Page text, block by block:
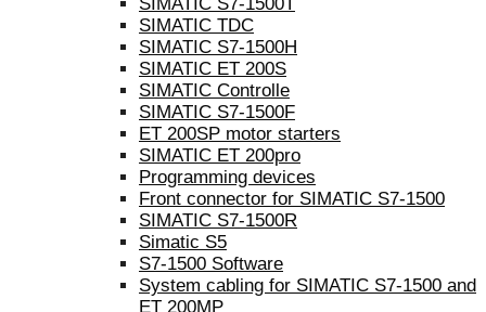
SIMATIC TDC
SIMATIC S7-1500H
SIMATIC ET 200S
SIMATIC Controlle
SIMATIC S7-1500F
ET 200SP motor starters
SIMATIC ET 200pro
Programming devices
Front connector for SIMATIC S7-1500
SIMATIC S7-1500R
Simatic S5
S7-1500 Software
System cabling for SIMATIC S7-1500 and
ET 200MP